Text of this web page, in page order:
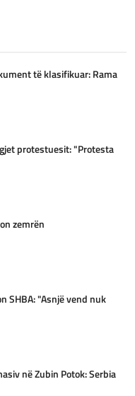
të klasifikuar: Rama
protestuesit: "Protesta
zemrën
SHBA: "Asnjë vend nuk
në Zubin Potok: Serbia